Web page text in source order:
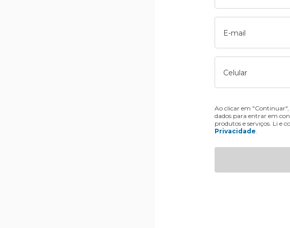
E-mail
Celular
Ao clicar em "Continuar",
dados para entrar em
produtos e serviços. Li e
Privacidade